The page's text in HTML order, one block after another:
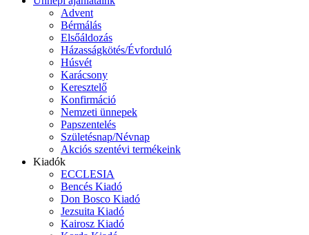
Advent
Bérmálás
Elsőáldozás
Házasságkötés/Évforduló
Húsvét
Karácsony
Keresztelő
Konfirmáció
Nemzeti ünnepek
Papszentelés
Születésnap/Névnap
Akciós szentévi termékeink
Kiadók
ECCLESIA
Bencés Kiadó
Don Bosco Kiadó
Jezsuita Kiadó
Kairosz Kiadó